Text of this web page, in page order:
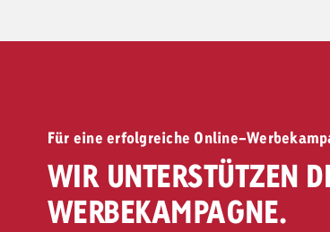
Für eine erfolgreiche Online-
WIR UNTERSTÜTZEN
WERBEKAMPAGNE.